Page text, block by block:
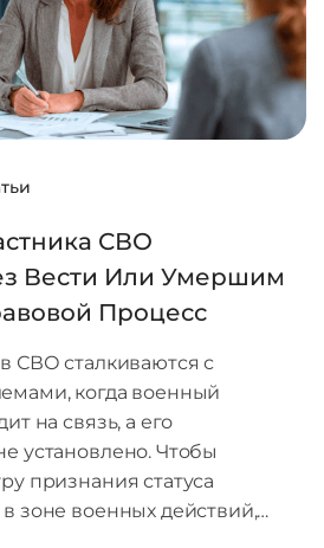
СВО
Вести Или Умершим
Процесс
СВО сталкиваются с
когда военный
на связь, а его
установлено. Чтобы
признания статуса
зоне военных действий,…